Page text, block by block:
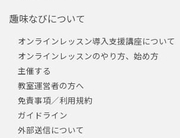
趣味なびについて
オンラインレッスン導入支援講座について
オンラインレッスンのやり方、始め方
主催する
教室運営者の方へ
免責事項／利用規約
ガイドライン
外部送信について